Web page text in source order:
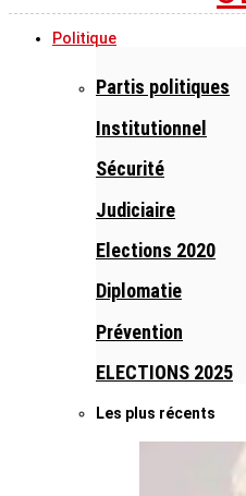
Politique
Partis politiques
Institutionnel
Sécurité
Judiciaire
Elections 2020
Diplomatie
Prévention
ELECTIONS 2025
Les plus récents